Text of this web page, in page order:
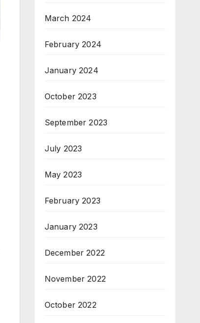
March 2024
February 2024
January 2024
October 2023
September 2023
July 2023
May 2023
February 2023
January 2023
December 2022
November 2022
October 2022